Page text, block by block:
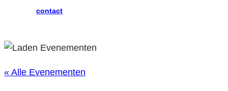
contact
« Alle Evenementen